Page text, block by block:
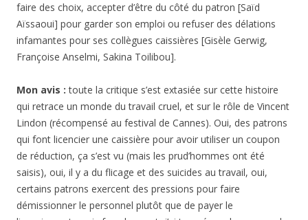
faire des choix, accepter d’être du côté du patron [Saïd
Aïssaoui] pour garder son emploi ou refuser des délations
infamantes pour ses collègues caissières [Gisèle Gerwig,
Françoise Anselmi, Sakina Toilibou].
Mon avis : toute la critique s’est extasiée sur cette histoire
qui retrace un monde du travail cruel, et sur le rôle de Vincent
Lindon (récompensé au festival de Cannes). Oui, des patrons
qui font licencier une caissière pour avoir utiliser un coupon
de réduction, ça s’est vu (mais les prud’hommes ont été
saisis), oui, il y a du flicage et des suicides au travail, oui,
certains patrons exercent des pressions pour faire
démissionner le personnel plutôt que de payer le